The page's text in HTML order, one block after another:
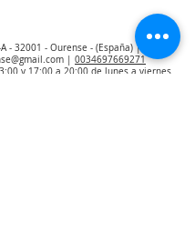
- 32001 - Ourense - (España) |
0034697669271
y 17:00 a 20:00 de lunes a viernes